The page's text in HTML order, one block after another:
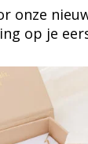
onze
op je